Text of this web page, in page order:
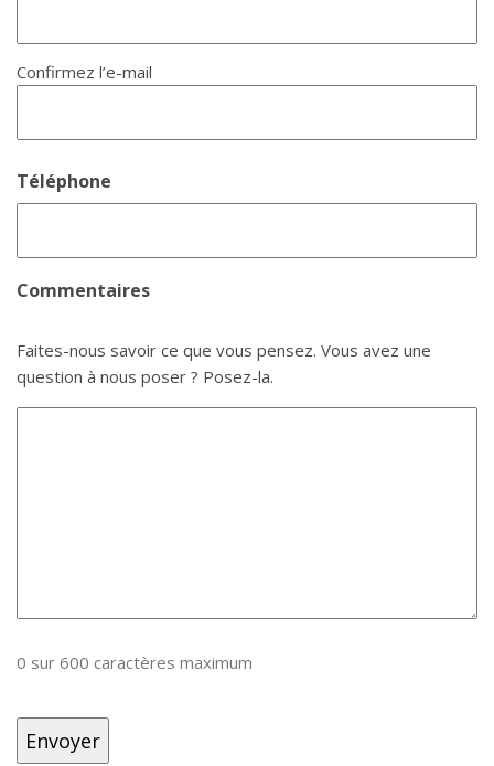
Confirmez l’e-mail
Téléphone
Commentaires
Faites-nous savoir ce que vous pensez. Vous avez une
question à nous poser ? Posez-la.
0 sur 600 caractères maximum